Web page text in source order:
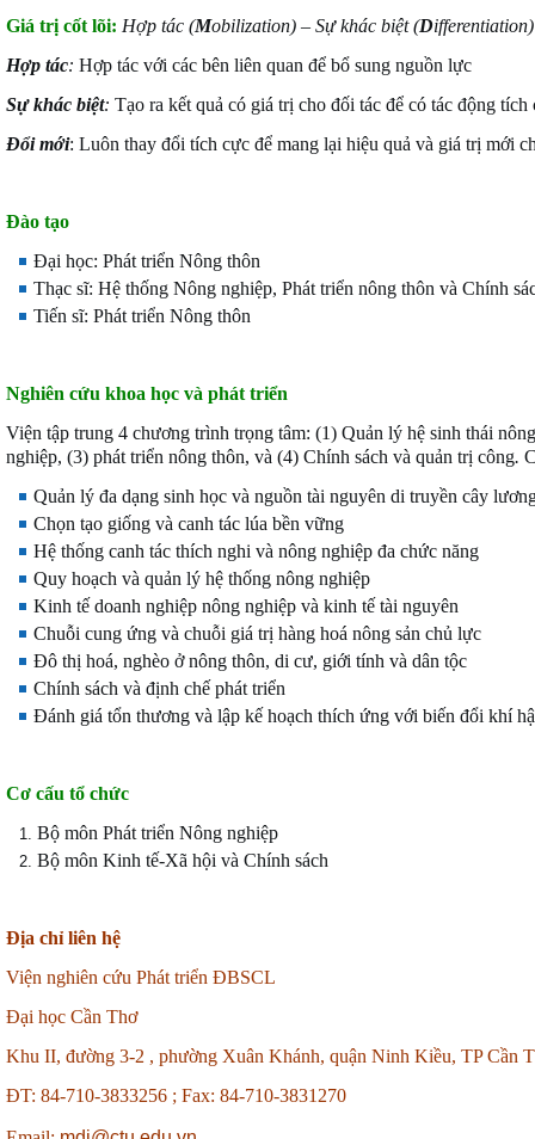
Giá trị cốt lõi: Hợp tác (Mobilization) – Sự khác biệt (D
Hợp tác: Hợp tác với các bên liên quan để bổ sung nguồn lực
Sự khác biệt: Tạo ra kết quả có giá trị cho đối tác để có tác động tích
Đổi mới: Luôn thay đổi tích cực để mang lại hiệu quả và giá trị mới
Đào tạo
Đại học: Phát triển Nông thôn
Thạc sĩ: Hệ thống Nông nghiệp, Phát triển nông thôn và Chính
Tiến sĩ: Phát triển Nông thôn
Nghiên cứu khoa học và phát triển
Viện tập trung 4 chương trình trọng tâm: (1) Quản lý hệ sinh thái
nghiệp, (3) phát triển nông thôn, và (4) Chính sách và quản trị công.
Quản lý đa dạng sinh học và nguồn tài nguyên di truyền cây
Chọn tạo giống và canh tác lúa bền vững
Hệ thống canh tác thích nghi và nông nghiệp đa chức năng
Quy hoạch và quản lý hệ thống nông nghiệp
Kinh tế doanh nghiệp nông nghiệp và kinh tế tài nguyên
Chuỗi cung ứng và chuỗi giá trị hàng hoá nông sản chủ lực
Đô thị hoá, nghèo ở nông thôn, di cư, giới tính và dân tộc
Chính sách và định chế phát triển
Đánh giá tổn thương và lập kế hoạch thích ứng với biến đổi khí
Cơ cấu tổ chức
Bộ môn Phát triển Nông nghiệp
Bộ môn Kinh tế-Xã hội và Chính sách
Địa chỉ liên hệ
Viện nghiên cứu Phát triển ĐBSCL
Đại học Cần Thơ
Khu II, đường 3-2 , phường Xuân Khánh, quận Ninh Kiều, TP Cần
ĐT: 84-710-3833256 ; Fax: 84-710-3831270